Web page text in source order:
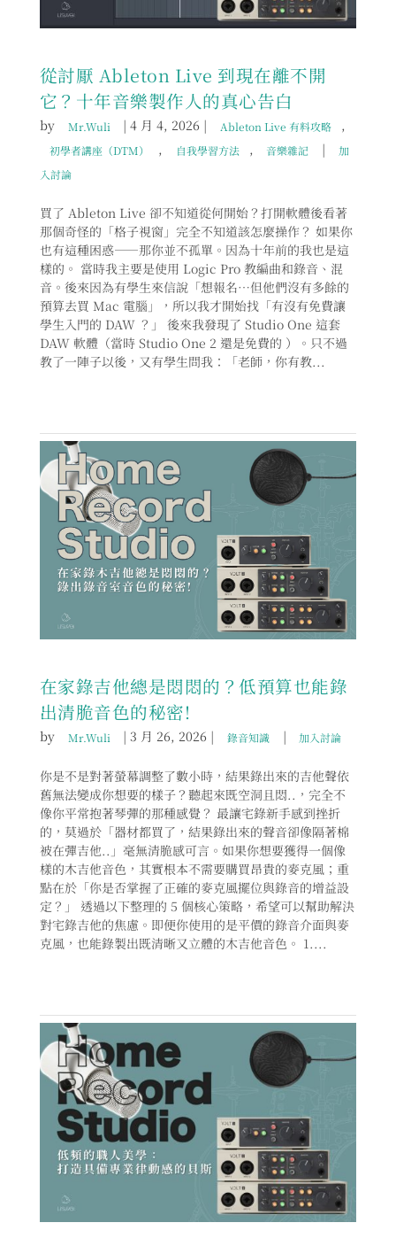
從討厭 Ableton Live 到現在離不開
它？十年音樂製作人的真心告白
by Mr.Wuli |4 月 4, 2026 | Ableton Live 有料攻略 ,
初學者講座（DTM） , 自我學習方法 , 音樂雜記 |
加
入討論
買了 Ableton Live 卻不知道從何開始？打開軟體後看著
那個奇怪的「格子視窗」完全不知道該怎麼操作？ 如果你
也有這種困惑——那你並不孤單。因為十年前的我也是這
樣的。 當時我主要是使用 Logic Pro 教編曲和錄音、混
音。後來因為有學生來信說「想報名…但他們沒有多餘的
預算去買 Mac 電腦」，所以我才開始找「有沒有免費讓
學生入門的 DAW ？」 後來我發現了 Studio One 這套
DAW 軟體（當時 Studio One 2 還是免費的 ）。只不過
教了一陣子以後，又有學生問我：「老師，你有教...
在家錄吉他總是悶悶的？低預算也能錄
出清脆音色的秘密!
by Mr.Wuli |3 月 26, 2026 | 錄音知識 | 加入討論
你是不是對著螢幕調整了數小時，結果錄出來的吉他聲依
舊無法變成你想要的樣子？聽起來既空洞且悶..，完全不
像你平常抱著琴彈的那種感覺？ 最讓宅錄新手感到挫折
的，莫過於「器材都買了，結果錄出來的聲音卻像隔著棉
被在彈吉他..」毫無清脆感可言。如果你想要獲得一個像
樣的木吉他音色，其實根本不需要購買昂貴的麥克風；重
點在於「你是否掌握了正確的麥克風擺位與錄音的增益設
定？」 透過以下整理的 5 個核心策略，希望可以幫助解決
對宅錄吉他的焦慮。即便你使用的是平價的錄音介面與麥
克風，也能錄製出既清晰又立體的木吉他音色。 1....